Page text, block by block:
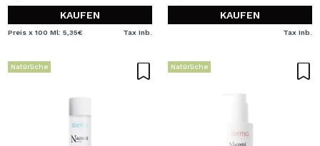
KAUFEN
Preis x 100 Ml: 5,35€ Tax Inb.
KAUFEN
Tax Inb.
Natürliche Natürliche